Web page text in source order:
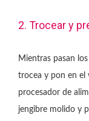
2. Trocear y
Mientras pasan
trocea y pon en el
procesador de
jengibre molido y